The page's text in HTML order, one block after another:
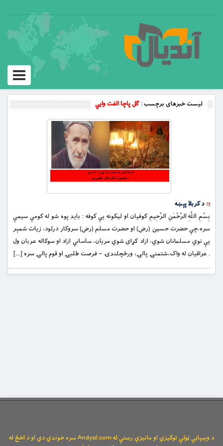
Toggle
لیست خبرهای برچسب :ګل پاچا الفت وايي
د کربلا پېښه
بِسْمِ اللَّهِ الرَّحْمَنِ الرَّحِيمِ کوفیان او لیکونه یې کوفه : باید پوه شو له کومې سیمې
سره،چې حضرت حسین (رض) او حضرت مسلم (رض) سروکار درلود، زیات شمېر
یې نوي مسلمانان شوي، ازاد کړای شوي مریان، ساساني ازاد او سوکاله عربان ول
. عراقیان له واک،شتمنۍ پالۍ، ورځچلندۍ – فرصت طلبۍ او قوم پالۍ سره […]
د وېبپاڼې ټولې توکیزې او مانیزې رښتې له Andyal.com سره خوندي دي او د اخځ له